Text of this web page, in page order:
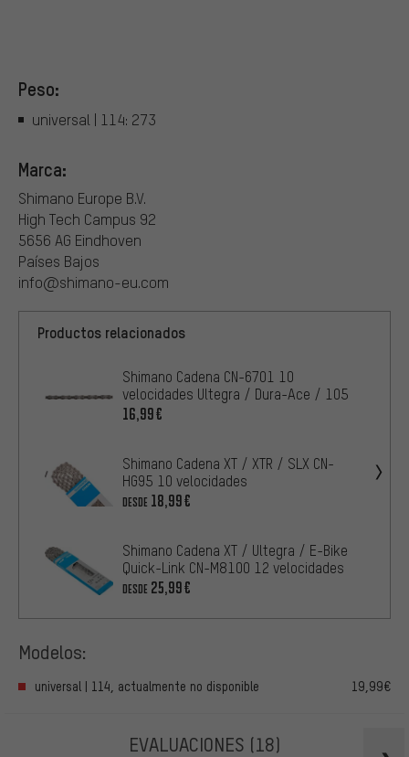
Peso:
universal | 114: 273
Marca:
Shimano Europe B.V.
High Tech Campus 92
5656 AG Eindhoven
Países Bajos
info@shimano-eu.com
Productos relacionados
Shimano Cadena CN-6701 10
velocidades Ultegra / Dura-Ace / 105
16,99€
Shimano Cadena XT / XTR / SLX CN-
HG95 10 velocidades
DESDE 18,99€
Shimano Cadena XT / Ultegra / E-Bike
Quick-Link CN-M8100 12 velocidades
DESDE 25,99€
Modelos:
universal | 114, actualmente no disponible 19,99€
EVALUACIONES (18)